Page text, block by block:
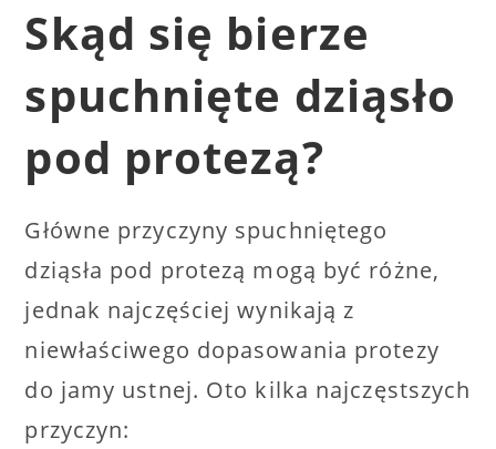
Skąd się bierze
spuchnięte dziąsło
pod protezą?
Główne przyczyny spuchniętego
dziąsła pod protezą mogą być różne,
jednak najczęściej wynikają z
niewłaściwego dopasowania protezy
do jamy ustnej. Oto kilka najczęstszych
przyczyn: